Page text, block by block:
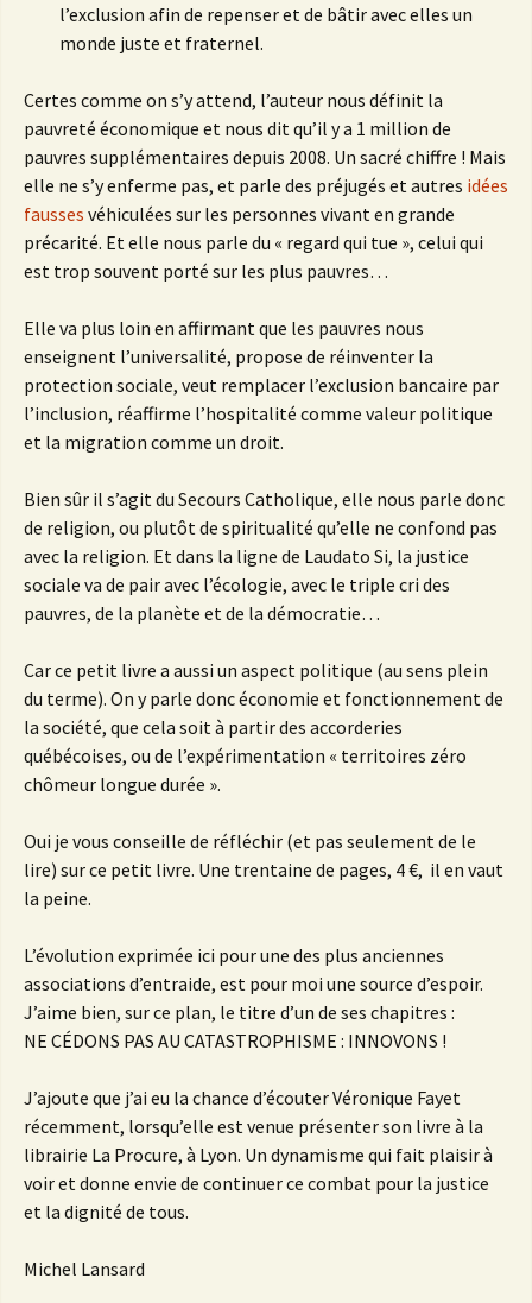
l’exclusion afin de repenser et de bâtir avec elles un
monde juste et fraternel.
Certes comme on s’y attend, l’auteur nous définit la
pauvreté économique et nous dit qu’il y a 1 million de
pauvres supplémentaires depuis 2008. Un sacré chiffre ! Mais
elle ne s’y enferme pas, et parle des préjugés et autres idées
fausses véhiculées sur les personnes vivant en grande
précarité. Et elle nous parle du « regard qui tue », celui qui
est trop souvent porté sur les plus pauvres…
Elle va plus loin en affirmant que les pauvres nous
enseignent l’universalité, propose de réinventer la
protection sociale, veut remplacer l’exclusion bancaire par
l’inclusion, réaffirme l’hospitalité comme valeur politique
et la migration comme un droit.
Bien sûr il s’agit du Secours Catholique, elle nous parle donc
de religion, ou plutôt de spiritualité qu’elle ne confond pas
avec la religion. Et dans la ligne de Laudato Si, la justice
sociale va de pair avec l’écologie, avec le triple cri des
pauvres, de la planète et de la démocratie…
Car ce petit livre a aussi un aspect politique (au sens plein
du terme). On y parle donc économie et fonctionnement de
la société, que cela soit à partir des accorderies
québécoises, ou de l’expérimentation « territoires zéro
chômeur longue durée ».
Oui je vous conseille de réfléchir (et pas seulement de le
lire) sur ce petit livre. Une trentaine de pages, 4 €, il en vaut
la peine.
L’évolution exprimée ici pour une des plus anciennes
associations d’entraide, est pour moi une source d’espoir.
J’aime bien, sur ce plan, le titre d’un de ses chapitres :
NE CÉDONS PAS AU CATASTROPHISME : INNOVONS !
J’ajoute que j’ai eu la chance d’écouter Véronique Fayet
récemment, lorsqu’elle est venue présenter son livre à la
librairie La Procure, à Lyon. Un dynamisme qui fait plaisir à
voir et donne envie de continuer ce combat pour la justice
et la dignité de tous.
Michel Lansard